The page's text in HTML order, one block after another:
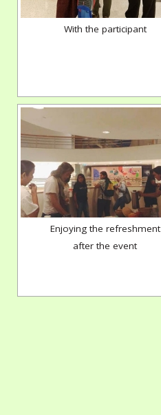
With the participant
Enjoying the refreshment
after the event